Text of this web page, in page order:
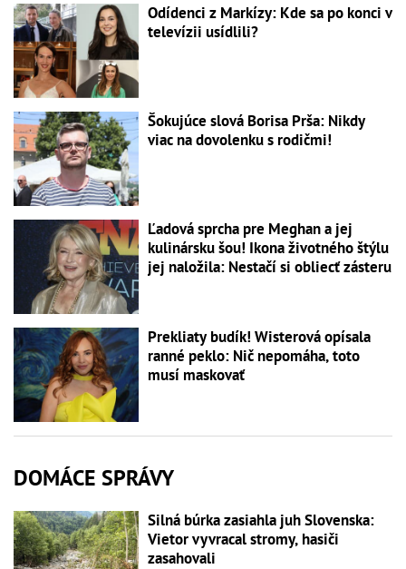
Odídenci z Markízy: Kde sa po konci v
televízii usídlili?
Šokujúce slová Borisa Prša: Nikdy
viac na dovolenku s rodičmi!
Ľadová sprcha pre Meghan a jej
kulinársku šou! Ikona životného štýlu
jej naložila: Nestačí si obliecť zásteru
Prekliaty budík! Wisterová opísala
ranné peklo: Nič nepomáha, toto
musí maskovať
DOMÁCE SPRÁVY
Silná búrka zasiahla juh Slovenska:
Vietor vyvracal stromy, hasiči
zasahovali